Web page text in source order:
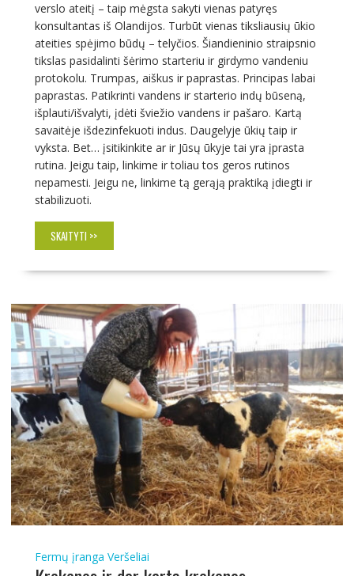
verslo ateitį – taip mėgsta sakyti vienas patyręs
konsultantas iš Olandijos. Turbūt vienas tiksliausių ūkio
ateities spėjimo būdų – telyčios. Šiandieninio straipsnio
tikslas pasidalinti šėrimo starteriu ir girdymo vandeniu
protokolu. Trumpas, aiškus ir paprastas. Principas labai
paprastas. Patikrinti vandens ir starterio indų būseną,
išplauti/išvalyti, įdėti šviežio vandens ir pašaro. Kartą
savaitėje išdezinfekuoti indus. Daugelyje ūkių taip ir
vyksta. Bet… įsitikinkite ar ir Jūsų ūkyje tai yra įprasta
rutina. Jeigu taip, linkime ir toliau tos geros rutinos
nepamesti. Jeigu ne, linkime tą gerąją praktiką įdiegti ir
stabilizuoti.
SKAITYTI >>
Fermų įranga Veršeliai